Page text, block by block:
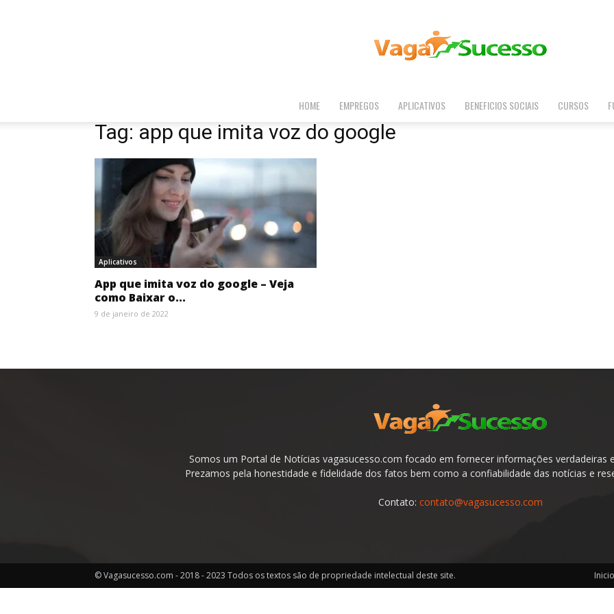
Vaga
HOME EMPREGOS APLICATIVOS BENEFICIOS SOCIAIS CURSOS
Tag: app que imita voz do google
Aplicativos
App que imita voz do google – Veja
como Baixar o...
9 de janeiro de 2022
Somos um Portal de Notícias vagasucesso.com focado em fornecer informações verdadeiras
Prezamos pela honestidade e fidelidade dos fatos bem como a confiabilidade das notícias e
Contato: contato@vagasucesso.com
Inicio
© Vagasucesso.com - 2018 - 2023 Todos os textos são de propriedade intelectual deste site.